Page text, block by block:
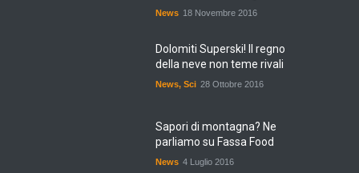
News 18 Novembre 2016
Dolomiti Superski! Il regno
della neve non teme rivali
News, Sci 28 Ottobre 2016
Sapori di montagna? Ne
parliamo su Fassa Food
News 4 Luglio 2016